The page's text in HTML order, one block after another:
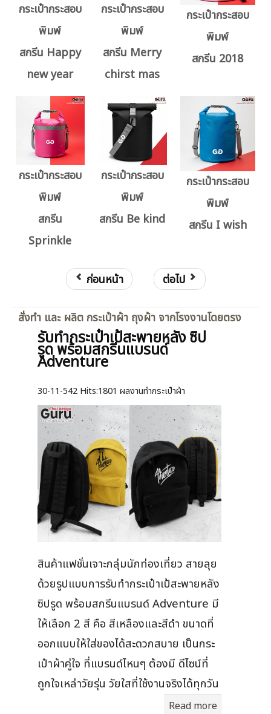
กระเป๋ากระสอบ
พิมพ์
สกรีน Happy
new year
กระเป๋ากระสอบ
พิมพ์
สกรีน Merry
chirst mas
กระเป๋ากระสอบ
พิมพ์
สกรีน 2018
กระเป๋ากระสอบ
พิมพ์
สกรีน
Sprinkle
กระเป๋ากระสอบ
พิมพ์
สกรีน Be kind
กระเป๋ากระสอบ
พิมพ์
สกรีน I wish
ก่อนหน้า ต่อไป
สั่งทำ และ ผลิต กระเป๋าผ้า ถุงผ้า จากโรงงานโดยตรง
รับทำกระเป๋าเป้สะพายหลัง ซิป
รูด พร้อมสกรีนแบรนด์
Adventure
30-11-542 Hits:1801 ผลงานทำกระเป๋าผ้า
สินค้าแฟชั่นเจาะกลุ่มนักท่องเที่ยว สายลุย
ด้วยรูปแบบการรับทำกระเป๋าเป้สะพายหลัง
ซิปรูด พร้อมสกรีนแบรนด์ Adventure มี
ให้เลือก 2 สี คือ สีเหลืองและสีดำ ขนาดที่
ออกแบบให้ใส่ของได้สะดวกสบาย เป็นกระ
เป๋าผ้าคู่ใจ ที่แบรนด์ไหนๆ ต้องมี ดีไซน์ที่
ถูกใจเหล่าวัยรุ่น วัยใสที่ใช้งานจริงได้ทุกวัน
Read more